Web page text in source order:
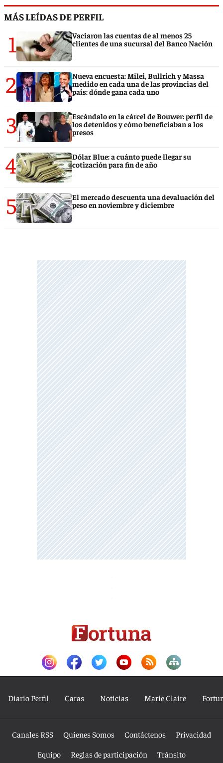
MÁS LEÍDAS DE PERFIL
1
Vaciaron las cuentas de al menos 25
clientes de una sucursal del Banco Nación
2
Nueva encuesta: Milei, Bullrich y Massa
medido en cada una de las provincias del
país: dónde gana cada uno
3
Escándalo en la cárcel de Bouwer: perfil de
los detenidos y cómo beneficiaban a los
presos
4
Dólar Blue: a cuánto puede llegar su
cotización para fin de año
5
El mercado descuenta una devaluación del
peso en noviembre y diciembre
Diario Perfil Caras Noticias Marie Claire
Canales RSS Quienes Somos Contáctenos
Privacidad
Equipo
Reglas de participación Tránsito